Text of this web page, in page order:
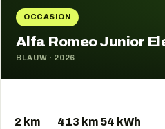
OCCASION
Alfa Romeo Junior
BLAUW · 2026
2 km 413 km 54 kWh